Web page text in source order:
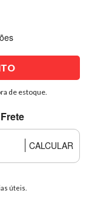
de estoque.
CALCULAR
úteis.